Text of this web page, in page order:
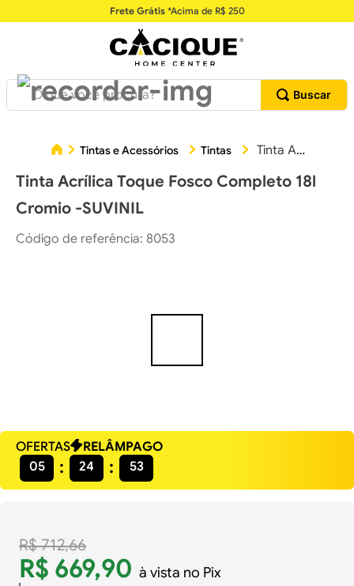
Frete Grátis*Acima de R$ 250
O que você procura?
Tintas e Acessórios Tintas Tinta Acrílica Toque Fosco Completo 18l Cromio -SUVINIL
Tinta Acrílica Toque Fosco Completo 18l
Cromio -SUVINIL
Código de referência: 8053
OFERTAS
RELÂMPAGO
05
24 53
R$ 712,66
R$ 669,90 à vista no Pix